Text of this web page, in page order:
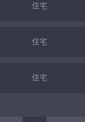
住宅
住宅
住宅